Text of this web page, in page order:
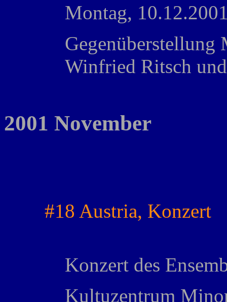
Montag,
Gegenüberstellung
Winfried Ritsch
2001 November
#18 Austria, Konzert
Konzert des
Kultuzentrum